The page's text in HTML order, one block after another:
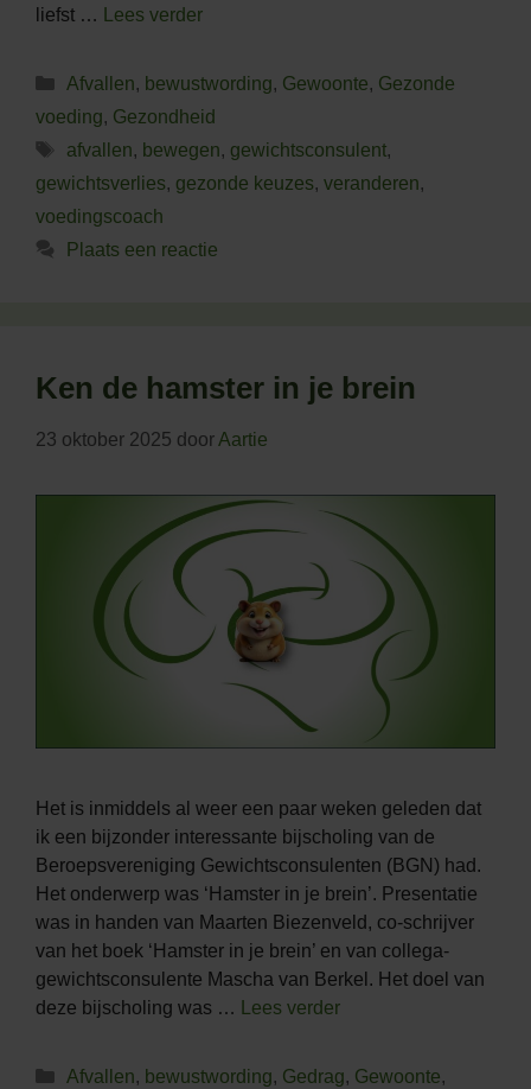
liefst …
Lees verder
Categorieën
Afvallen, bewustwording, Gewoonte, Gezonde
voeding, Gezondheid
Tags
afvallen, bewegen, gewichtsconsulent,
gewichtsverlies, gezonde keuzes, veranderen,
voedingscoach
Plaats een reactie
Ken de hamster in je brein
23 oktober 2025 door Aartie
Het is inmiddels al weer een paar weken geleden dat
ik een bijzonder interessante bijscholing van de
Beroepsvereniging Gewichtsconsulenten (BGN) had.
Het onderwerp was ‘Hamster in je brein’. Presentatie
was in handen van Maarten Biezenveld, co-schrijver
van het boek ‘Hamster in je brein’ en van collega-
gewichtsconsulente Mascha van Berkel. Het doel van
deze bijscholing was …
Lees verder
Categorieën
Afvallen, bewustwording, Gedrag, Gewoonte,